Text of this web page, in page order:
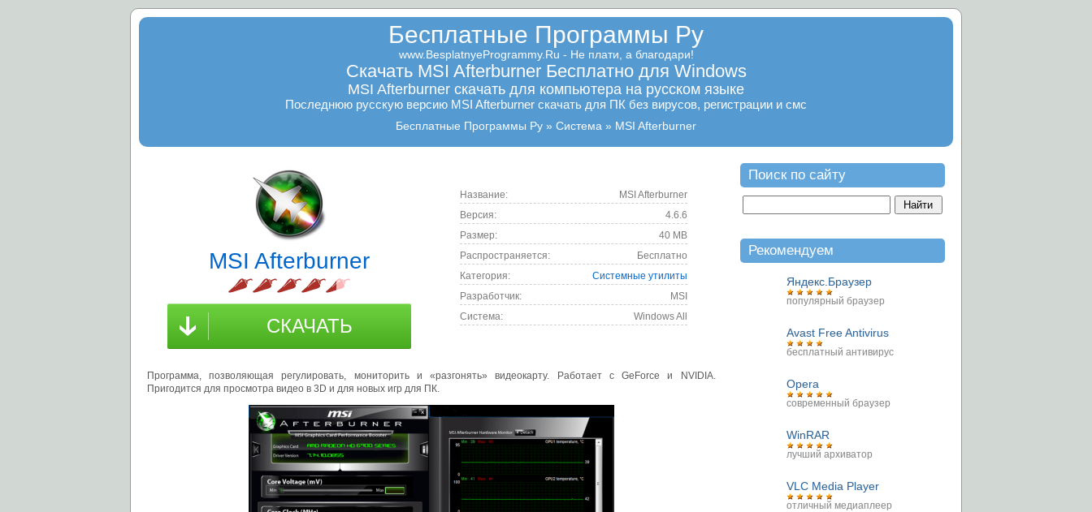
Бесплатные Программы Ру
www.BesplatnyeProgrammy.Ru - Не плати, а благодари!
Скачать MSI Afterburner Бесплатно для Windows
MSI Afterburner скачать для компьютера на русском языке
Последнюю русскую версию MSI Afterburner скачать для ПК без вирусов, регистрации и смс
Бесплатные Программы Ру Система MSI Afterburner
MSI Afterburner
СКАЧАТЬ
Название:
MSI Afterburner
Версия:
4.6.6
Размер:
40 MB
Распространяется:
Бесплатно
Категория:
Системные утилиты
Разработчик:
MSI
Cистема:
Windows All
Программа, позволяющая регулировать, мониторить и «разгонять» видеокарту. Работает с GeForce и NVIDIA.
Пригодится для просмотра видео в 3D и для новых игр для ПК.
Поиск по сайту
Рекомендуем
Яндекс.Браузер
популярный браузер
Avast Free Antivirus
бесплатный антивирус
Opera
современный браузер
WinRAR
лучший архиватор
VLC Media Player
отличный медиаплеер